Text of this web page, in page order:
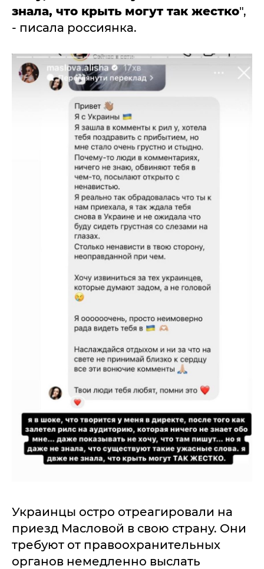
знала, что крыть могут так жестко",
- писала россиянка.
Украинцы остро отреагировали на
приезд Масловой в свою страну. Они
требуют от правоохранительных
органов немедленно выслать